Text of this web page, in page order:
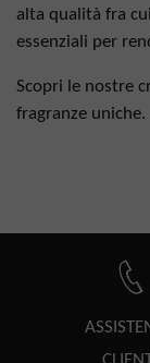
alta qualità fra
essenziali per
Scopri le nostre
fragranze uniche.